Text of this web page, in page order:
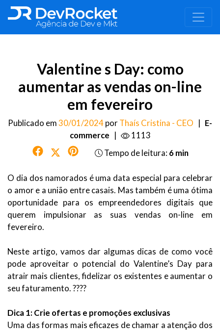
Valentine s Day: como
aumentar as vendas on-line
em fevereiro
Publicado em30/01/2024porThaís Cristina - CEO | E-
commerce |
1113
Tempo de leitura: 6 min
O dia dos namorados é uma data especial para celebrar
o amor e a união entre casais. Mas também é uma ótima
oportunidade para os empreendedores digitais que
querem impulsionar as suas vendas on-line em
fevereiro.
Neste artigo, vamos dar algumas dicas de como você
pode aproveitar o potencial do Valentine’s Day para
atrair mais clientes, fidelizar os existentes e aumentar o
seu faturamento. ????
Dica 1: Crie ofertas e promoções exclusivas
Uma das formas mais eficazes de chamar a atenção dos